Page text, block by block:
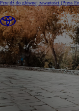
Przejdź do głównej zawartości (Press